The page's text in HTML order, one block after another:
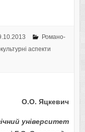
Романо-
аспекти
О.О. Яцкевич
університет